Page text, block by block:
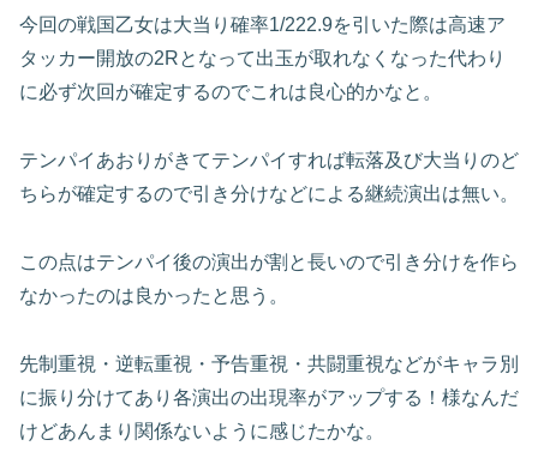
今回の戦国乙女は大当り確率1/222.9を引いた際は高速ア
タッカー開放の2Rとなって出玉が取れなくなった代わり
に必ず次回が確定するのでこれは良心的かなと。
テンパイあおりがきてテンパイすれば転落及び大当りのど
ちらが確定するので引き分けなどによる継続演出は無い。
この点はテンパイ後の演出が割と長いので引き分けを作ら
なかったのは良かったと思う。
先制重視・逆転重視・予告重視・共闘重視などがキャラ別
に振り分けてあり各演出の出現率がアップする！様なんだ
けどあんまり関係ないように感じたかな。